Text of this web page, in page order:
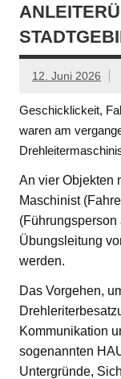
12. Juni 2026
Geschicklickeit,
waren am
An vier Objekten
Maschinist
(Führungsperson
Übungsleitung
werden.
Das Vorgehen,
Kommunikation
sogenannten
Untergründe,